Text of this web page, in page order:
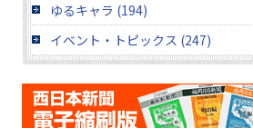
ゆるキャラ (194)
イベント・トピックス (247)